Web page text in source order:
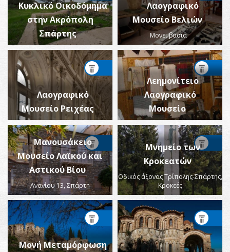
Κυκλικό Οικοδόμημα
στην Ακρόπολη
Σπάρτης
Λαογραφικό
Μουσείο Βελιών
Μονεμβασιά
Λαογραφικό
Μουσείο Ρειχέας
Λεημονίτειο
Λαογραφικό
Μουσείο
Μανουσάκειο
Μουσείο Λαϊκού και
Αστικού Βίου
Ανανίου 13, Σπάρτη
Μνημείο των
Κροκεατών
Οδικός άξονας Τρίπολης-Σπάρτης,
Κροκεές
Μονή Μεταμόρφωση